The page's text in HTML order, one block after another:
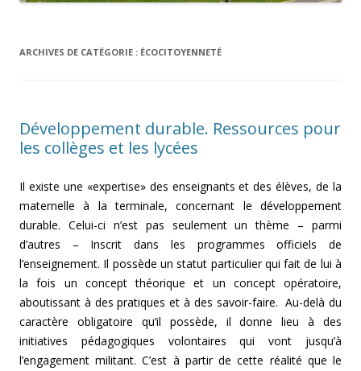
ARCHIVES DE CATÉGORIE : ÉCOCITOYENNETÉ
Développement durable. Ressources pour
les collèges et les lycées
Il existe une «expertise» des enseignants et des élèves, de la
maternelle à la terminale, concernant le développement
durable. Celui-ci n’est pas seulement un thème – parmi
d’autres – Inscrit dans les programmes officiels de
l’enseignement. Il possède un statut particulier qui fait de lui à
la fois un concept théorique et un concept opératoire,
aboutissant à des pratiques et à des savoir-faire. Au-delà du
caractère obligatoire qu’il possède, il donne lieu à des
initiatives pédagogiques volontaires qui vont jusqu’à
l’engagement militant. C’est à partir de cette réalité que le